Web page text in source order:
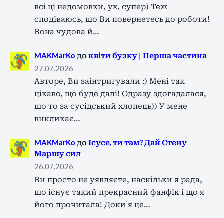
всі ці недомовки, ух, супер) Теж
сподіваюсь, що Ви повернетесь до роботи!
Вона чудова й…
MAKMarKo доквіти бузку | Перша частина
27.07.2026
Авторе, Ви заінтригували :) Мені так
цікаво, що буде далі! Одразу здогадалася,
що то за сусідський хлопець)) У мене
викликає…
MAKMarKo доІсусе, ти там? Дай Стену
Маршу сил
26.07.2026
Ви просто не уявляєте, наскільки я рада,
що існує такий прекрасний фанфік і що я
його прочитала! Доки я це…